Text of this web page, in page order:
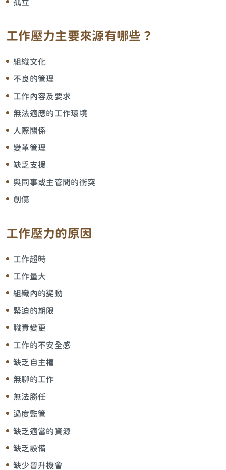
孤立
工作壓力主要來源有哪些？
組織文化
不良的管理
工作內容及要求
無法適應的工作環境
人際關係
變革管理
缺乏支援
與同事或主管間的衝突
創傷
工作壓力的原因
工作超時
工作量大
組織內的變動
緊迫的期限
職責變更
工作的不安全感
缺乏自主權
無聊的工作
無法勝任
過度監管
缺乏適當的資源
缺乏設備
缺少晉升機會